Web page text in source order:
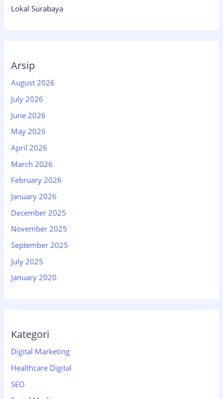
Lokal Surabaya
Arsip
August 2026
July 2026
June 2026
May 2026
April 2026
March 2026
February 2026
January 2026
December 2025
November 2025
September 2025
July 2025
January 2020
Kategori
Digital Marketing
Healthcare Digital
SEO